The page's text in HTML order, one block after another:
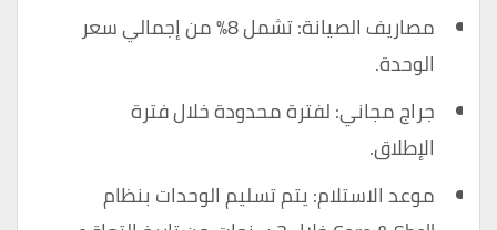
مصاريف الصيانة: تشمل 8% من إجمالي سعر
الوحدة.
جراج مجاني: لفترة محدودة خلال فترة
الإطلاق.
موعد الاستلام: يتم تسليم الوحدات بنظام